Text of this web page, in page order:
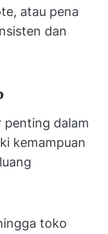
atau pena
dan
penting dalam
kemampuan
toko